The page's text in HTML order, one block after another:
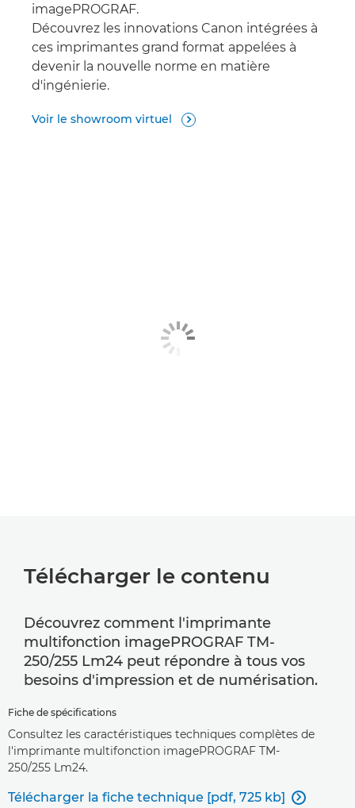
imagePROGRAF.
Découvrez les innovations Canon intégrées à
ces imprimantes grand format appelées à
devenir la nouvelle norme en matière
d'ingénierie.
Voir le showroom virtuel 
Télécharger le contenu
Découvrez comment l'imprimante
multifonction imagePROGRAF TM-
250/255 Lm24 peut répondre à tous vos
besoins d'impression et de numérisation.
Fiche de spécifications
Consultez les caractéristiques techniques complètes de
l'imprimante multifonction imagePROGRAF TM-
250/255 Lm24.
Télécharger la fiche technique [pdf, 725 kb] 